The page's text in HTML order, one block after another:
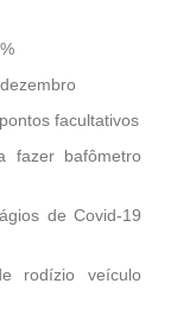
facultativos
fazer bafômetro
de Covid-19
rodízio veículo